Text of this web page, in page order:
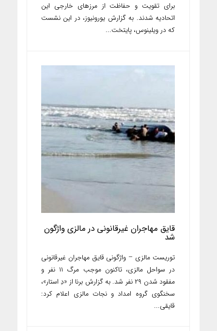
برای تقویت و حفاظت از مرزهای خارجی این
اتحادیه شدند. به گزارش یورونیوز، در این نشست
که در ویلینوس، پایتخت...
قایق مهاجران غیرقانونی در مالزی واژگون
شد
توریست مالزی – واژگونی قایق مهاجران غیرقانونی
در سواحل مالزی، تاکنون موجب مرگ ۱۱ نفر و
مفقود شدن ۲۹ نفر شد. به گزارش برنا از «دِ استار»،
سخنگوی گروه امداد و نجات مالزی اعلام کرد:
قایقی...